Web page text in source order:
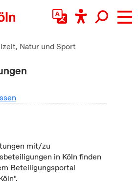
Natur und Sport
mit/zu
in Köln finden
Beteiligungsportal